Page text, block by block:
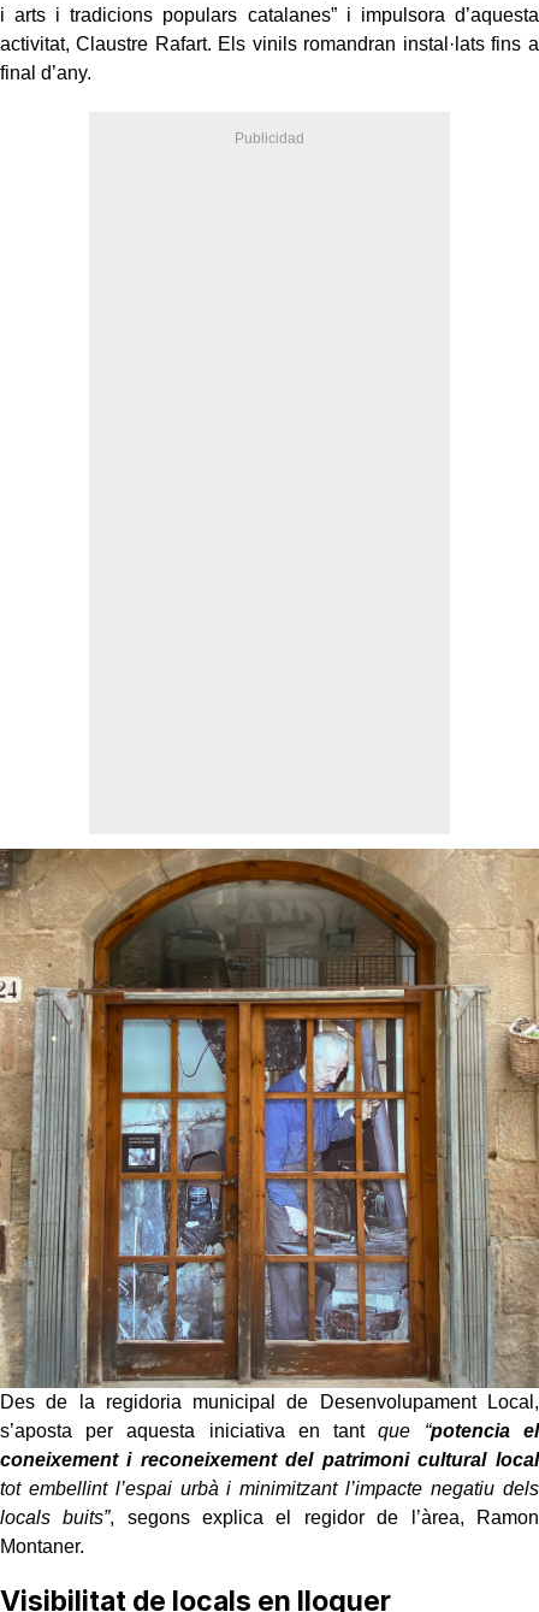
i arts i tradicions populars catalanes” i impulsora d’aquesta
activitat, Claustre Rafart. Els vinils romandran instal·lats fins a
final d’any.
Des de la regidoria municipal de Desenvolupament Local,
s’aposta per aquesta iniciativa en tantque “potencia el
coneixement i reconeixement del patrimoni cultural local
tot embellint l’espai urbà i minimitzant l’impacte negatiu dels
locals buits”, segons explica el regidor de l’àrea, Ramon
Montaner.
Visibilitat de locals en lloguer